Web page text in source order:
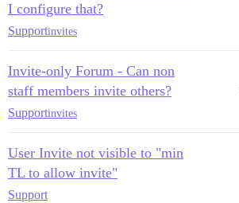
I configure that?
Supportinvites
Invite-only Forum - Can non
staff members invite others?
Supportinvites
User Invite not visible to "min
TL to allow invite"
Support